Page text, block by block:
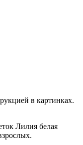
в картинках.
Лилия белая